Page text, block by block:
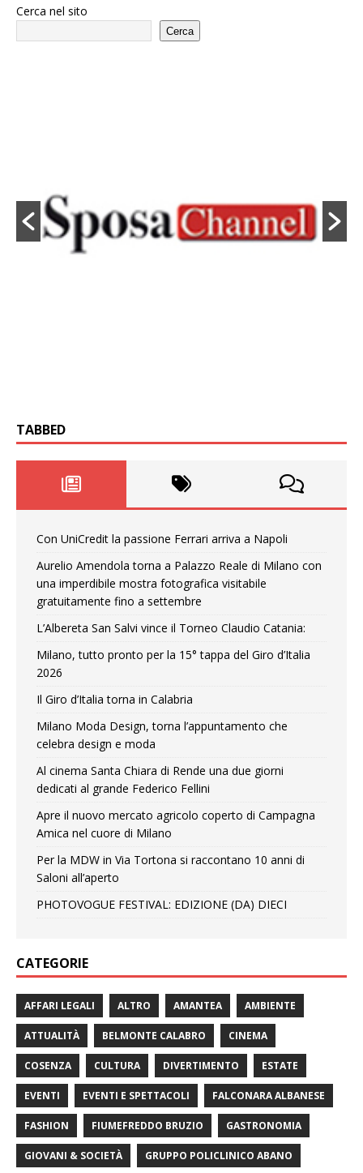
Cerca nel sito
Cerca
TABBED
Con UniCredit la passione Ferrari arriva a Napoli
Aurelio Amendola torna a Palazzo Reale di Milano con
una imperdibile mostra fotografica visitabile
gratuitamente fino a settembre
L’Albereta San Salvi vince il Torneo Claudio Catania:
Milano, tutto pronto per la 15° tappa del Giro d’Italia
2026
Il Giro d’Italia torna in Calabria
Milano Moda Design, torna l’appuntamento che
celebra design e moda
Al cinema Santa Chiara di Rende una due giorni
dedicati al grande Federico Fellini
Apre il nuovo mercato agricolo coperto di Campagna
Amica nel cuore di Milano
Per la MDW in Via Tortona si raccontano 10 anni di
Saloni all’aperto
PHOTOVOGUE FESTIVAL: EDIZIONE (DA) DIECI
CATEGORIE
AFFARI LEGALI ALTRO AMANTEA AMBIENTE
ATTUALITÀ BELMONTE CALABRO CINEMA
COSENZA CULTURA DIVERTIMENTO ESTATE
EVENTI EVENTI E SPETTACOLI FALCONARA ALBANESE
FASHION FIUMEFREDDO BRUZIO GASTRONOMIA
GIOVANI & SOCIETÀ GRUPPO POLICLINICO ABANO